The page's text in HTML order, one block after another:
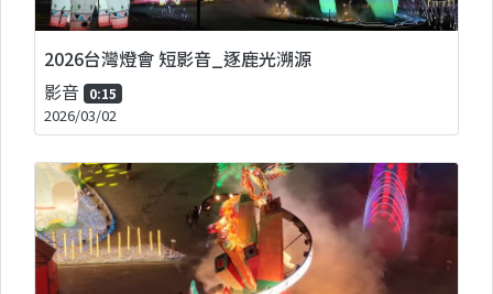
2026台灣燈會 短影音_逐鹿光溯源
影音 0:15
2026/03/02